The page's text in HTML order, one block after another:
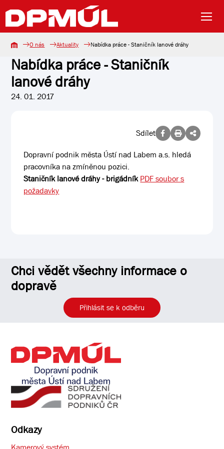
O nás Aktuality Nabídka práce - Staničník lanové dráhy
Nabídka práce - Staničník
lanové dráhy
24. 01. 2017
Sdílet
Dopravní podnik města Ústí nad Labem a.s. hledá
pracovníka na zmíněnou pozici.
Staničník lanové dráhy - brigádníkPDF soubor s
požadavky
Chci vědět všechny informace o
dopravě
Přihlásit se k odběru
Odkazy